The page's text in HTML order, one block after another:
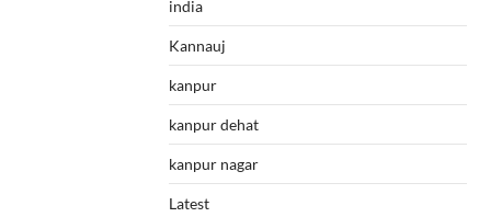
india
Kannauj
kanpur
kanpur dehat
kanpur nagar
Latest